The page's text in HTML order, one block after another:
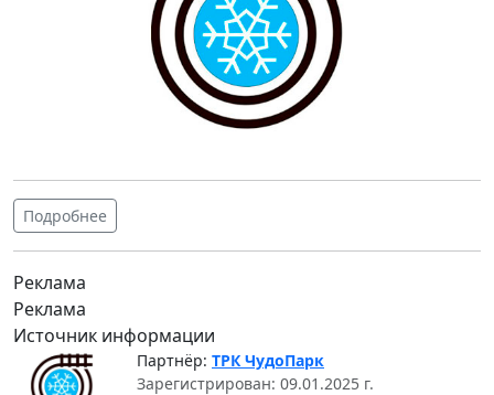
Подробнее
Реклама
Реклама
Источник информации
Партнёр: ТРК ЧудоПарк
Зарегистрирован: 09.01.2025 г.